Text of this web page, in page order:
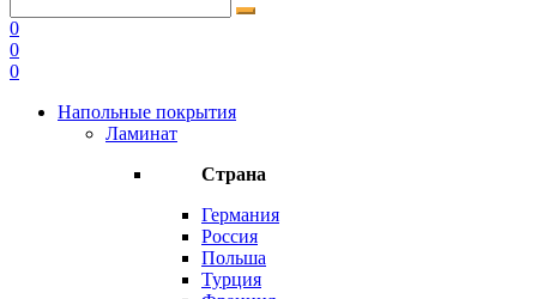
0
0
0
Напольные покрытия
Ламинат
Страна
Германия
Россия
Польша
Турция